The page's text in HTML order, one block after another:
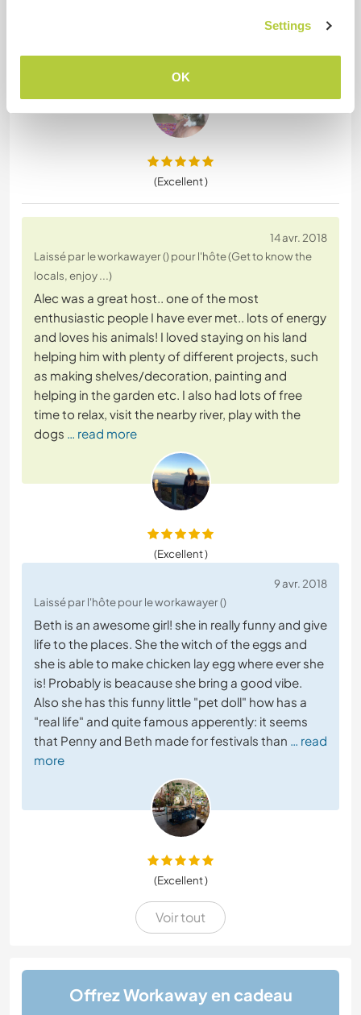
Settings
OK
weeks. She was bubbly, keen to help out and had
sometime !!
(Excellent )
14 avr. 2018
Laissé par le workawayer () pour l'hôte (Get to know the
locals, enjoy ...)
Alec was a great host.. one of the most
enthusiastic people I have ever met.. lots of energy
and loves his animals! I loved staying on his land
helping him with plenty of different projects, such
as making shelves/decoration, painting and
helping in the garden etc. I also had lots of free
time to relax, visit the nearby river, play with the
dogs … read more
(Excellent )
9 avr. 2018
Laissé par l'hôte pour le workawayer ()
Beth is an awesome girl! she in really funny and give
life to the places. She the witch of the eggs and
she is able to make chicken lay egg where ever she
is! Probably is beacause she bring a good vibe.
Also she has this funny little "pet doll" how has a
"real life" and quite famous apperently: it seems
that Penny and Beth made for festivals than … read
more
(Excellent )
Voir tout
Offrez Workaway en cadeau